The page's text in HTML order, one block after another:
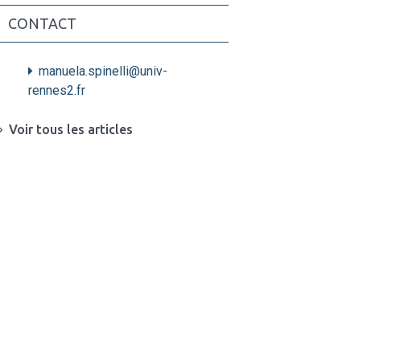
CONTACT
manuela.spinelli@univ-
rennes2.fr
Voir tous les articles